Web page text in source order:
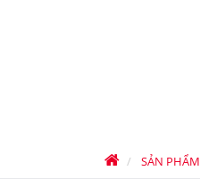
SẢN PHẨM